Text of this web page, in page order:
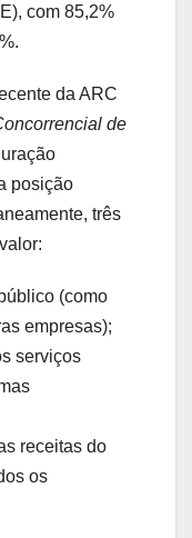
com 85,2%
da ARC
de
posição
três
(como
empresas);
serviços
receitas do
os